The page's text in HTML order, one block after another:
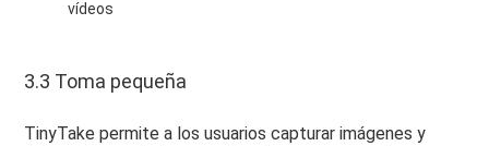
vídeos
3.3 Toma pequeña
TinyTake permite a los usuarios capturar imágenes y